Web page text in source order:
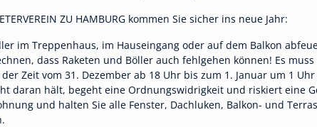
ZU HAMBURG kommen Sie sicher ins neue Jahr:
im Treppenhaus, im Hauseingang oder auf dem Balkon
dass Raketen und Böller auch fehlgehen können! Es
Zeit vom 31. Dezember ab 18 Uhr bis zum 1. Januar um 1
daran hält, begeht eine Ordnungswidrigkeit und riskiert eine
und halten Sie alle Fenster, Dachluken, Balkon- und